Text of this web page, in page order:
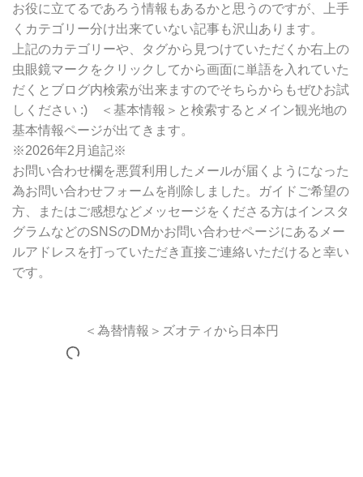
お役に立てるであろう情報もあるかと思うのですが、上手
くカテゴリー分け出来ていない記事も沢山あります。
上記のカテゴリーや、タグから見つけていただくか右上の
虫眼鏡マークをクリックしてから画面に単語を入れていた
だくとブログ内検索が出来ますのでそちらからもぜひお試
しください :) ＜基本情報＞と検索するとメイン観光地の
基本情報ページが出てきます。
※2026年2月追記※
お問い合わせ欄を悪質利用したメールが届くようになった
為お問い合わせフォームを削除しました。ガイドご希望の
方、またはご感想などメッセージをくださる方はインスタ
グラムなどのSNSのDMかお問い合わせページにあるメー
ルアドレスを打っていただき直接ご連絡いただけると幸い
です。
＜為替情報＞ズオティから日本円